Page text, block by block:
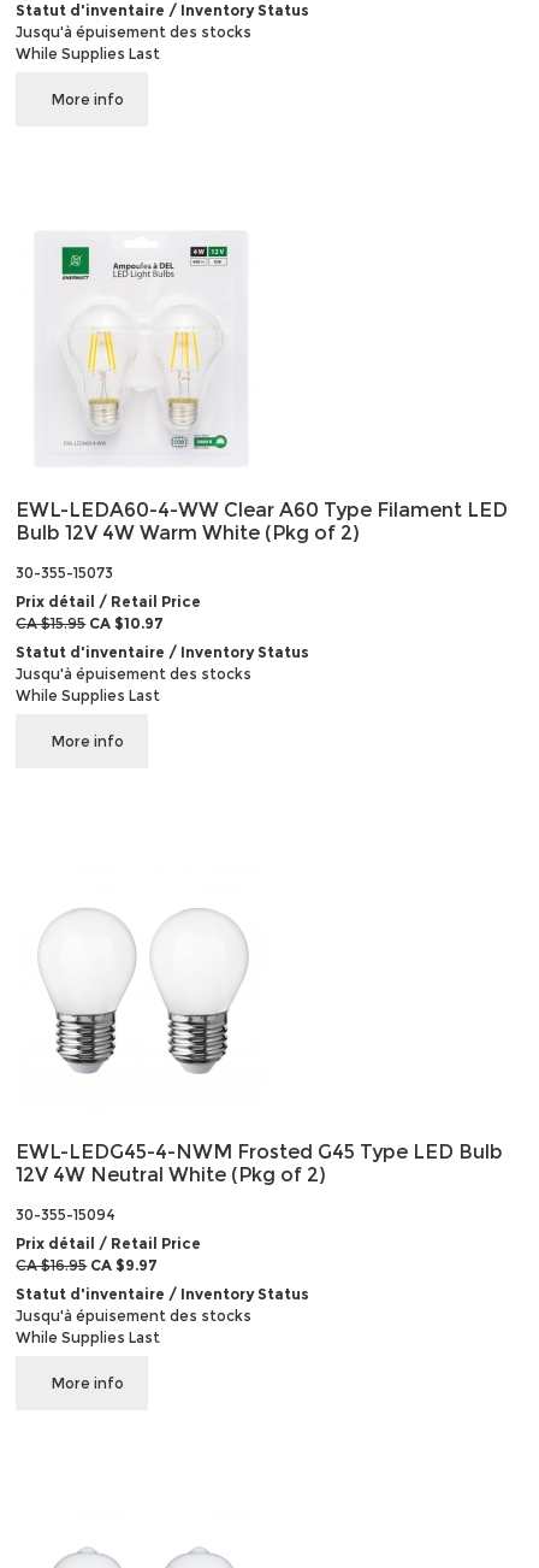
Statut d'inventaire / Inventory Status
Jusqu'à épuisement des stocks
While Supplies Last
More info
EWL-LEDA60-4-WW Clear A60 Type Filament LED
Bulb 12V 4W Warm White (Pkg of 2)
30-355-15073
Prix détail / Retail Price
CA $15.95CA $10.97
Statut d'inventaire / Inventory Status
Jusqu'à épuisement des stocks
While Supplies Last
More info
EWL-LEDG45-4-NWM Frosted G45 Type LED Bulb
12V 4W Neutral White (Pkg of 2)
30-355-15094
Prix détail / Retail Price
CA $16.95CA $9.97
Statut d'inventaire / Inventory Status
Jusqu'à épuisement des stocks
While Supplies Last
More info